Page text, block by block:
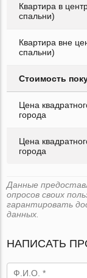
Квартира в
спальни)
Квартира вне
спальни)
Стоимость
Цена
города
Цена
города
Данные
опросов своих
гарантировать
данных.
НАПИСАТЬ